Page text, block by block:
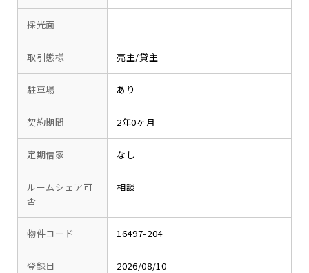
採光面
取引態様 売主/貸主
駐車場 あり
契約期間 2年0ヶ月
定期借家 なし
ルームシェア可
否
相談
物件コード 16497-204
登録日 2026/08/10